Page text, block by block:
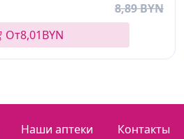
8,89 BYN
От8,01BYN
Наши аптеки
Контакты